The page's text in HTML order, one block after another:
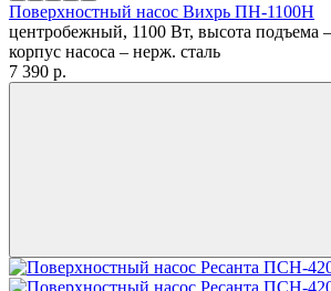
Поверхностный насос Вихрь ПН-1100Н
центробежный, 1100 Вт, высота подъема
корпус насоса – нерж. сталь
7 390 p.